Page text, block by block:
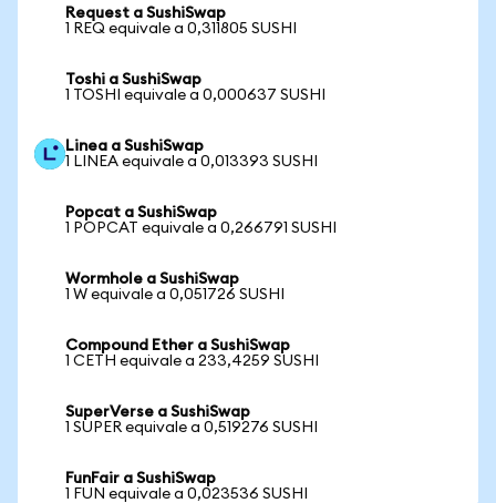
Request a SushiSwap
1 REQ equivale a 0,311805 SUSHI
Toshi a SushiSwap
1 TOSHI equivale a 0,000637 SUSHI
Linea a SushiSwap
1 LINEA equivale a 0,013393 SUSHI
Popcat a SushiSwap
1 POPCAT equivale a 0,266791 SUSHI
Wormhole a SushiSwap
1 W equivale a 0,051726 SUSHI
Compound Ether a SushiSwap
1 CETH equivale a 233,4259 SUSHI
SuperVerse a SushiSwap
1 SUPER equivale a 0,519276 SUSHI
FunFair a SushiSwap
1 FUN equivale a 0,023536 SUSHI